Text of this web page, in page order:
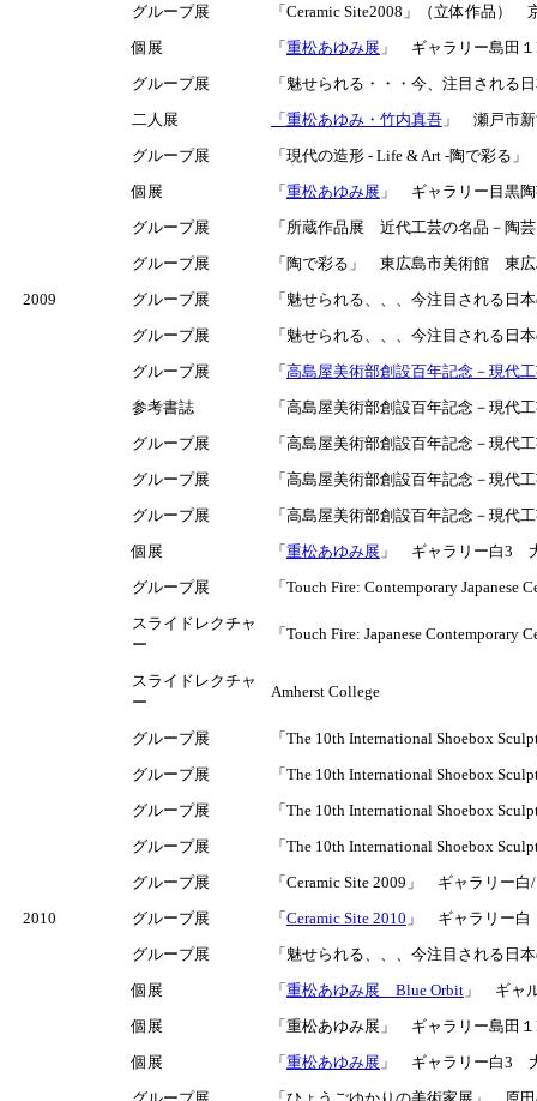
グループ展
「Ceramic Site2008」（立体作品
個展
「 重松あゆみ展 」 ギャラリー島田
グループ展
「魅せられる・・・今、注目され
二人展
「重松あゆみ・竹内真吾 」 瀬戸市
グループ展
「現代の造形 - Life & Art -陶で彩
個展
「 重松あゆみ展 」 ギャラリー目黒
グループ展
「所蔵作品展 近代工芸の名品－陶
グループ展
「陶で彩る」 東広島市美術館 東
2009
グループ展
「魅せられる、、、今注目される
グループ展
「魅せられる、、、今注目される
グループ展
「 高島屋美術部創設百年記念－現代
参考書誌
「高島屋美術部創設百年記念－現
グループ展
「高島屋美術部創設百年記念－現
グループ展
「高島屋美術部創設百年記念－現
グループ展
「高島屋美術部創設百年記念－現
個展
「 重松あゆみ展 」 ギャラリー白3
グループ展
「Touch Fire: Contemporary
スライドレクチャ
ー
「Touch Fire: Japanese
スライドレクチャ
ー
Amherst College
グループ展
「The 10th International Shoebox
グループ展
「The 10th International Shoebox
グループ展
「The 10th International Shoebox
グループ展
「The 10th International Shoebox
グループ展
「Ceramic Site 2009」 ギャラリー
2010
グループ展 「 Ceramic Site 2010 」 ギャラリー
グループ展
「魅せられる、、、今注目される
個展
「 重松あゆみ展 Blue Orbit 」 ギャ
個展
「重松あゆみ展」 ギャラリー島
個展
「 重松あゆみ展 」 ギャラリー白3